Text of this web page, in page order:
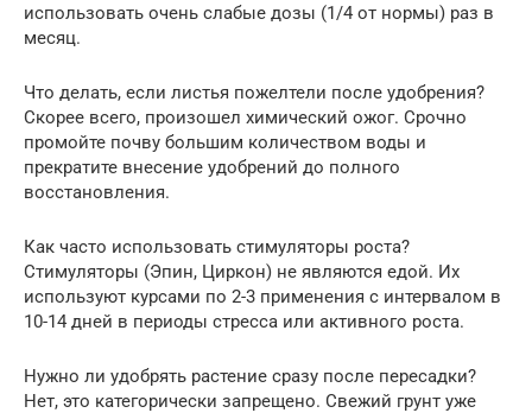
использовать очень слабые дозы (1/4 от нормы) раз в
месяц.
Что делать, если листья пожелтели после удобрения?
Скорее всего, произошел химический ожог. Срочно
промойте почву большим количеством воды и
прекратите внесение удобрений до полного
восстановления.
Как часто использовать стимуляторы роста?
Стимуляторы (Эпин, Циркон) не являются едой. Их
используют курсами по 2-3 применения с интервалом в
10-14 дней в периоды стресса или активного роста.
Нужно ли удобрять растение сразу после пересадки?
Нет, это категорически запрещено. Свежий грунт уже